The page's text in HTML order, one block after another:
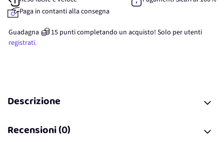
Paga in contanti alla consegna
Guadagna 15 punticompletando un acquisto! Solo per utenti
registrati.
Descrizione
Recensioni (0)